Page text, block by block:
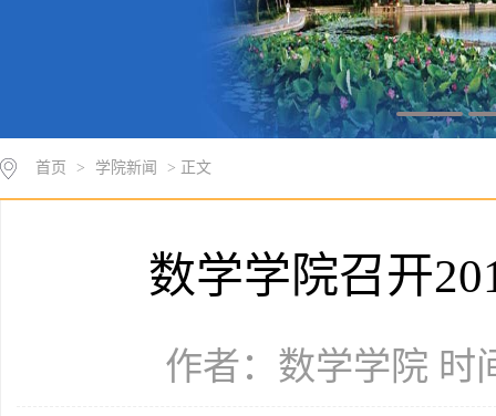
首页 > 学院新闻 > 正文
数学学院召开
作者：数学学院 时